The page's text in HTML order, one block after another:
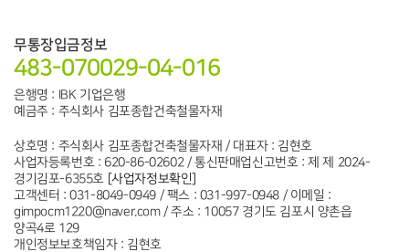
8. 개인정보 자동수집 장치의 설치, 운영 및 그 거부에 관한 사항
회사는 귀하의 정보를 수시로 저장하고 찾아내는 ‘쿠키(cookie)’ 등을
운용합니다. 쿠키란 회사의 홈페이지를 운영하는데 이용되는 서버가
하드디스크에 저장됩니다. 회사는 다음과 같은 목적을 위해 쿠키를
사용합니다.
회원과 비회원의 접속 빈도나 방문 시간 등을 분석, 이용자의 취향과
관심분야를 파악 및 자취 추적, 각종 이벤트 참여 정도 및 방문 회수 파
악 등을 통한 타겟 마케팅 및 개인 맞춤 서비스 제공
이용자는 쿠키 설치에 대한 선택권을 가지고 있습니다. 따라서, 이용
자께서는 웹브라우저에서 옵션을 설정함으로써 모든 쿠키를 허용하
거나, 쿠키가 저장될 때마다 확인을 거치거나, 아니면 모든 쿠키의 저
장을 거부할 수도 있습니다.
상호명 : 주식회사 김포종합건축철물자재 / 대표자 : 김현호
사업자등록번호 : 620-86-02602 / 통신판매업신고번호 : 제 제 2024-
경기김포-6355호 [사업자정보확인]
고객센터 : 031-8049-0949 / 팩스 : 031-997-0948 / 이메일 :
gimpocm1220@naver.com / 주소 : 10057 경기도 김포시 양촌읍
양곡4로 129
개인정보보호책임자 : 김현호
무통장입금정보
483-070029-04-016
은행명 : IBK 기업은행
예금주 : 주식회사 김포종합건축철물자재